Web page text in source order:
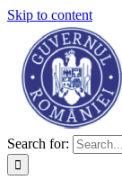
Skip to content
Search for: